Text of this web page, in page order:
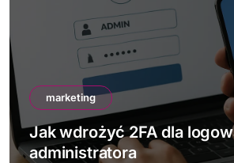
marketing
Jak wdrożyć 2FA dla
administratora